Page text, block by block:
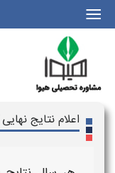
|||
اعلام نتایج